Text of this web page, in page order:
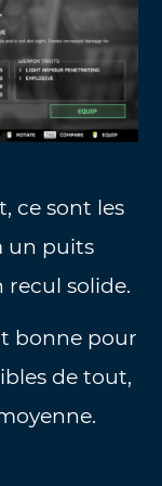
ce sont les
un puits
solide.
bonne pour
de tout,